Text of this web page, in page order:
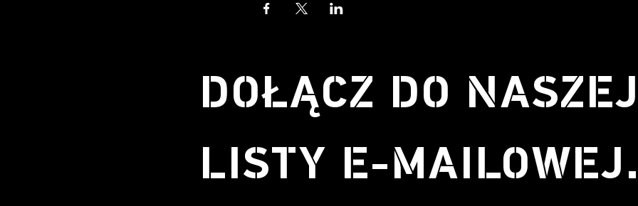
DOŁĄCZ DO
LISTY E-